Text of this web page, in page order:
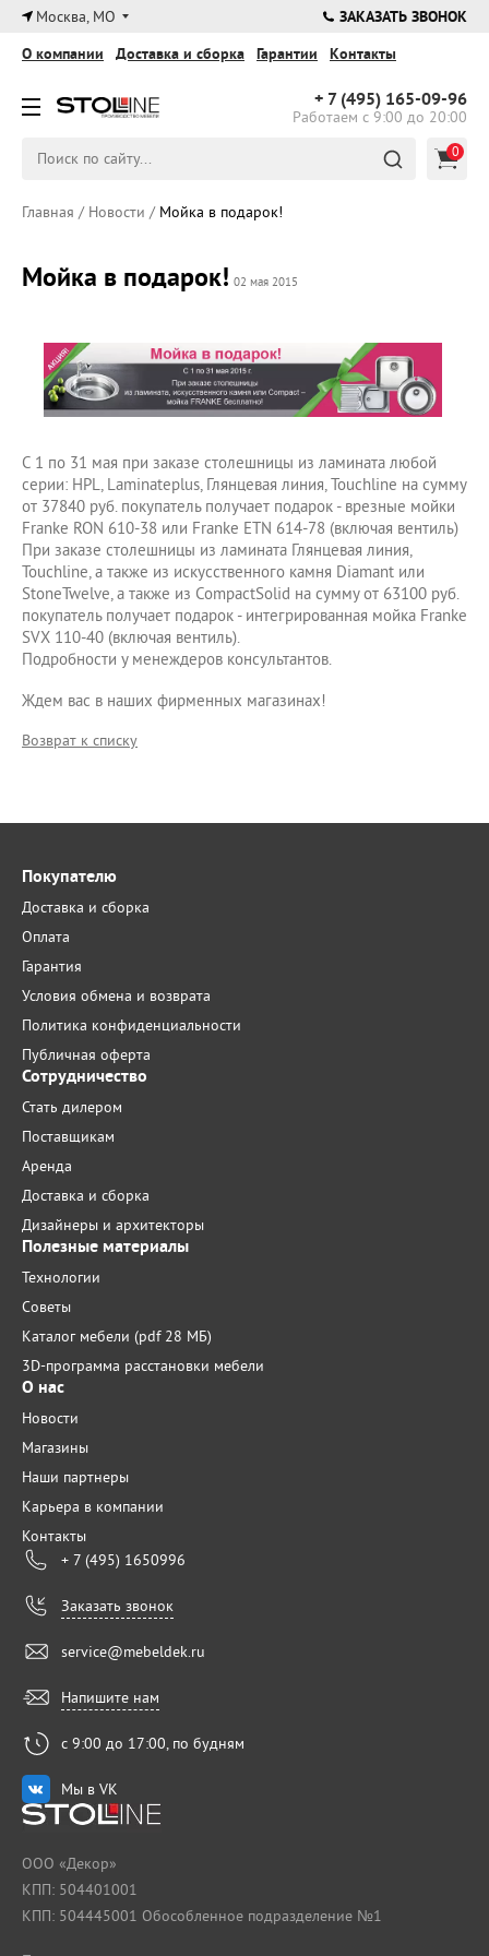
×
Москва, МО ЗАКАЗАТЬ ЗВОНОК
+ 7 (495) 165-09-96
Работаем с 9:00 до 20:00
О компании Доставка и сборка Гарантии Контакты
0
Главная / Новости / Мойка в подарок!
Мойка в подарок! 02 мая 2015
С 1 по 31 мая при заказе столешницы из ламината любой
серии: HPL, Laminateplus, Глянцевая линия, Touchline на сумму
от 37840 руб. покупатель получает подарок - врезные мойки
Franke RON 610-38 или Franke ETN 614-78 (включая вентиль)
При заказе столешницы из ламината Глянцевая линия,
Touchline, а также из искусственного камня Diamant или
StoneTwelve, а также из CompactSolid на сумму от 63100 руб.
покупатель получает подарок - интегрированная мойка Franke
SVX 110-40 (включая вентиль).
Подробности у менеждеров консультантов.
Ждем вас в наших фирменных магазинах!
Возврат к списку
Покупателю
Доставка и сборка
Оплата
Гарантия
Условия обмена и возврата
Политика конфиденциальности
Публичная оферта
Сотрудничество
Стать дилером
Поставщикам
Аренда
Доставка и сборка
Дизайнеры и архитекторы
Полезные материалы
Технологии
Советы
Каталог мебели (pdf 28 МБ)
3D-программа расстановки мебели
О нас
Новости
Магазины
Наши партнеры
Карьера в компании
Контакты
+ 7 (495) 1650996
Заказать звонок
service@mebeldek.ru
Напишите нам
с 9:00 до 17:00, по будням
Мы в VK
ООО «Декор»
КПП: 504401001
КПП: 504445001 Обособленное подразделение №1